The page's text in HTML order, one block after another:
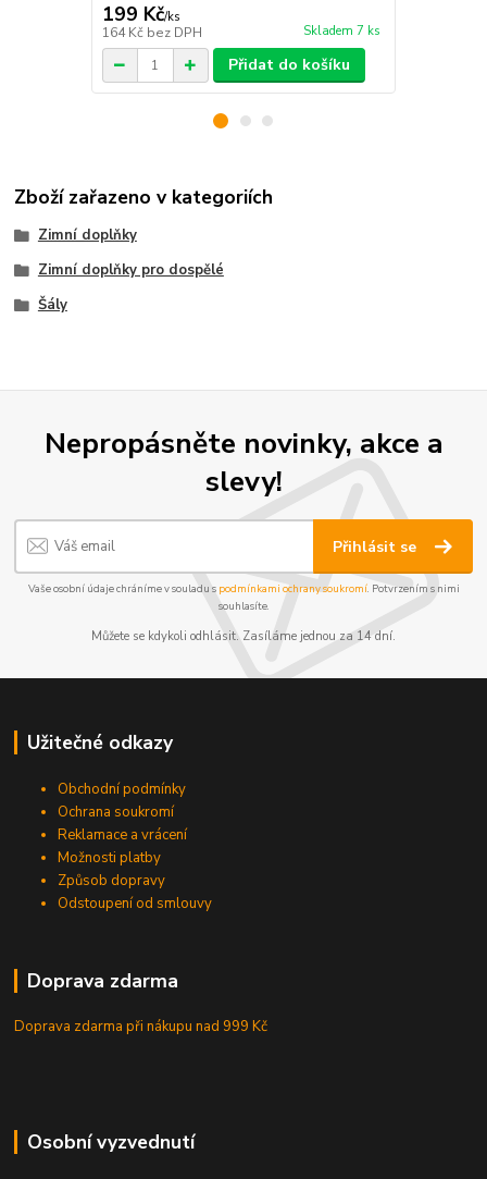
199 Kč/ks
164 Kč bez DPH Skladem 7 ks
Přidat do košíku
Zboží zařazeno v kategoriích
Zimní doplňky
Zimní doplňky pro dospělé
Šály
Nepropásněte novinky, akce a
slevy!
Přihlásit se
Vaše osobní údaje chráníme v souladu s podmínkami ochrany soukromí. Potvrzením s nimi
souhlasíte.
Můžete se kdykoli odhlásit. Zasíláme jednou za 14 dní.
Užitečné odkazy
Obchodní podmínky
Ochrana soukromí
Reklamace a vrácení
Možnosti platby
Způsob dopravy
Odstoupení od smlouvy
Doprava zdarma
Doprava zdarma při nákupunad 999 Kč
Osobní vyzvednutí